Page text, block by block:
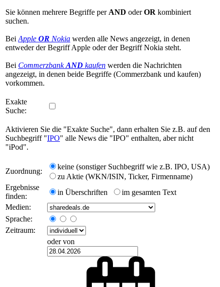
Sie können mehrere Begriffe per AND oderOR kombiniert
suchen.
Bei Apple OR Nokia werden alle News angezeigt, in denen
entweder der Begriff Apple oder der Begriff Nokia steht.
Bei CommerzbankAND kaufen werden die Nachrichten
angezeigt, in denen beide Begriffe (Commerzbank und kaufen)
vorkommen.
Exakte
Suche:
Aktivieren Sie die "Exakte Suche", dann erhalten Sie z.B. auf den
Suchbegriff "IPO" alle News die "IPO" enthalten, aber nicht
"iPod".
Zuordnung:
keine (sonstiger Suchbegriff wie z.B. IPO, USA)
zu Aktie (WKN/ISIN, Ticker, Firmenname)
Ergebnisse
finden:
in Überschriften
im gesamten Text
Medien:
Sprache:
Zeitraum:
oder von